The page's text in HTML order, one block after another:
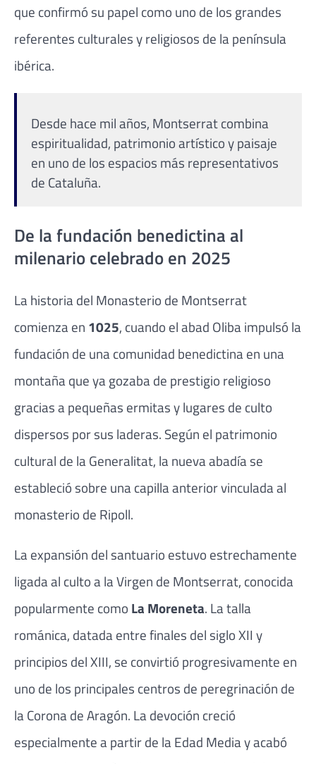
que confirmó su papel como uno de los grandes
referentes culturales y religiosos de la península
ibérica.
Desde hace mil años, Montserrat combina
espiritualidad, patrimonio artístico y paisaje
en uno de los espacios más representativos
de Cataluña.
De la fundación benedictina al
milenario celebrado en 2025
La historia del Monasterio de Montserrat
comienza en 1025, cuando el abad Oliba impulsó la
fundación de una comunidad benedictina en una
montaña que ya gozaba de prestigio religioso
gracias a pequeñas ermitas y lugares de culto
dispersos por sus laderas. Según el patrimonio
cultural de la Generalitat, la nueva abadía se
estableció sobre una capilla anterior vinculada al
monasterio de Ripoll.
La expansión del santuario estuvo estrechamente
ligada al culto a la Virgen de Montserrat, conocida
popularmente como La Moreneta. La talla
románica, datada entre finales del siglo XII y
principios del XIII, se convirtió progresivamente en
uno de los principales centros de peregrinación de
la Corona de Aragón. La devoción creció
especialmente a partir de la Edad Media y acabó